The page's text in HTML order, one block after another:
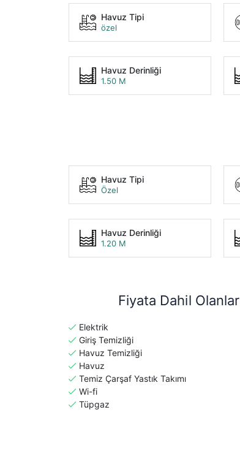
Havuz Tipi
özel
Havuz Derinliği
1.50 M
Havuz Tipi
Özel
Havuz Derinliği
1.20 M
Fiyata Dahil Olanlar
Elektrik
Giriş Temizliği
Havuz Temizliği
Havuz
Temiz Çarşaf Yastık Takımı
Wi-fi
Tüpgaz